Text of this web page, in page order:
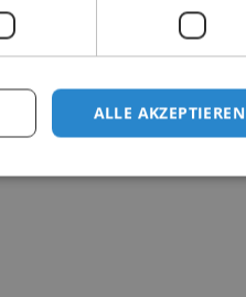
ALLE AKZEPTIEREN